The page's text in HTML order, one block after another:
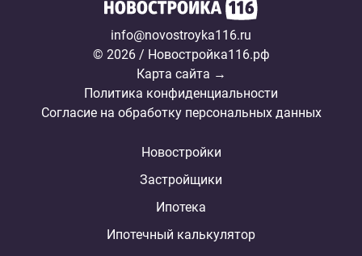
info@novostroyka116.ru
© 2026 / Новостройка116.рф
Карта сайта →
Политика конфиденциальности
Согласие на обработку персональных данных
Новостройки
Застройщики
Ипотека
Ипотечный калькулятор